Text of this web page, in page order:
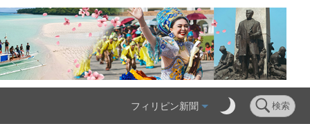
フィリピン新聞 検索